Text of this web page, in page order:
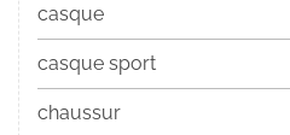
casque
casque sport
chaussur